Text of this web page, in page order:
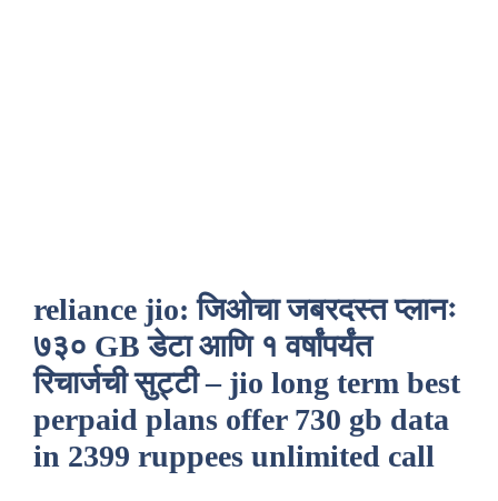
reliance jio: जिओचा जबरदस्त प्लानः
७३० GB डेटा आणि १ वर्षांपर्यंत
रिचार्जची सुट्टी – jio long term best
perpaid plans offer 730 gb data
in 2399 ruppees unlimited call